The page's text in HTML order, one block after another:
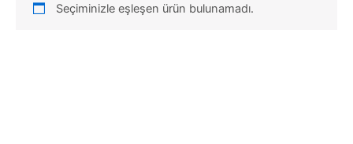
Seçiminizle eşleşen ürün bulunamadı.